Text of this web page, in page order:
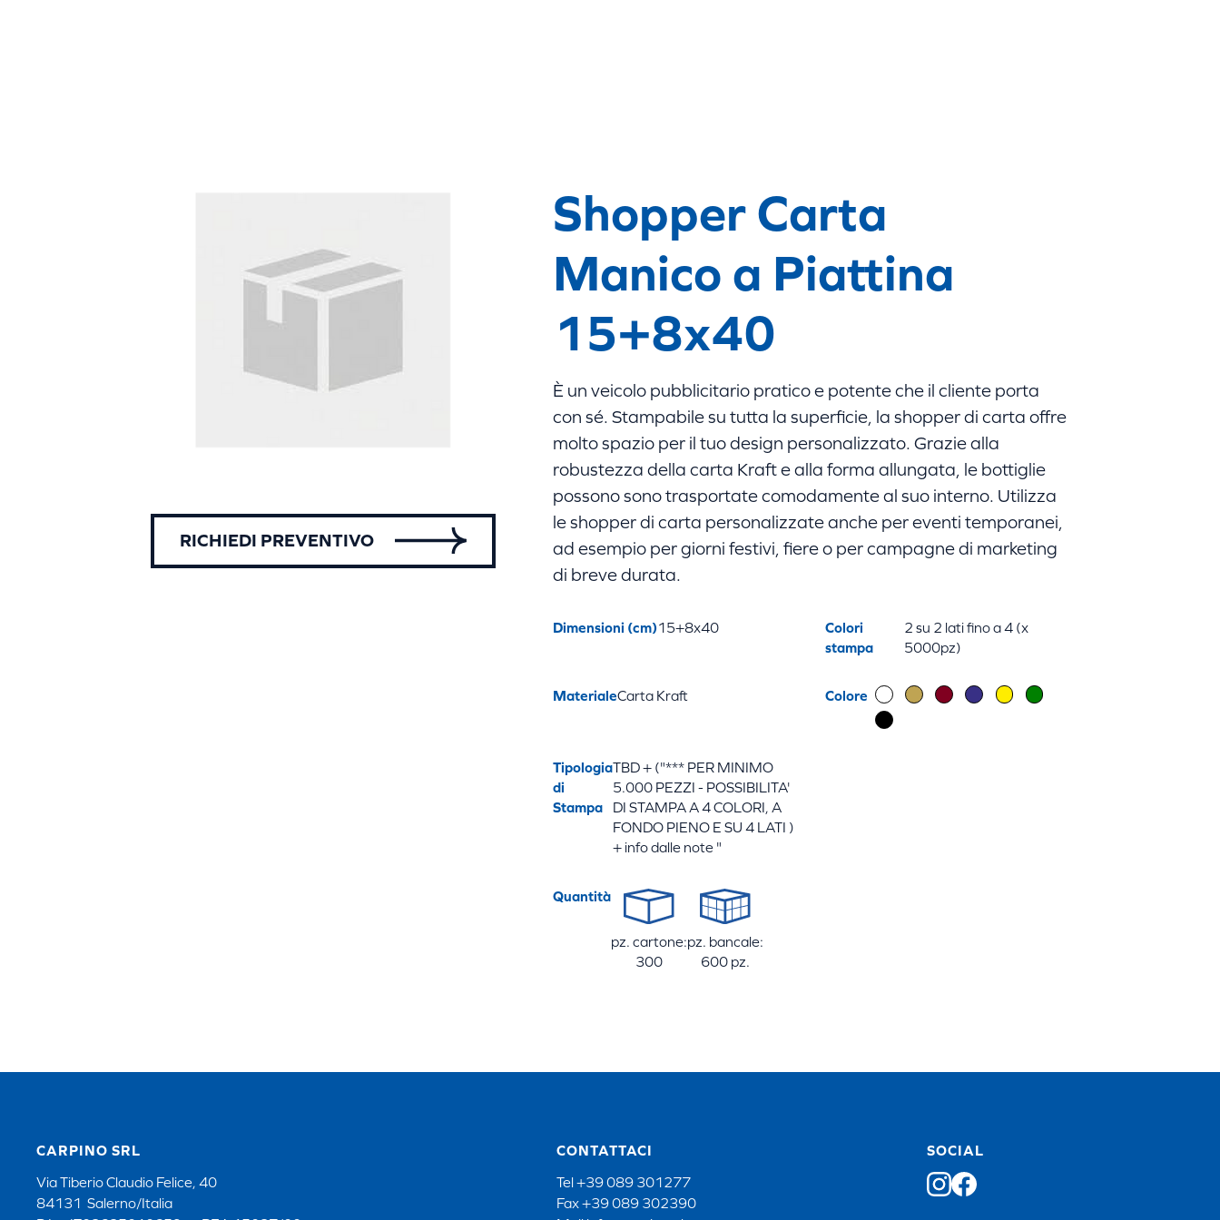
RICHIEDI PREVENTIVO
Shopper Carta
Manico a Piattina
15+8x40
È un veicolo pubblicitario pratico e potente che il cliente porta
con sé. Stampabile su tutta la superficie, la shopper di carta offre
molto spazio per il tuo design personalizzato. Grazie alla
robustezza della carta Kraft e alla forma allungata, le bottiglie
possono sono trasportate comodamente al suo interno. Utilizza
le shopper di carta personalizzate anche per eventi temporanei,
ad esempio per giorni festivi, fiere o per campagne di marketing
di breve durata.
Dimensioni (cm)15+8x40
Colori
stampa
2 su 2 lati fino a 4 (x
5000pz)
MaterialeCarta Kraft Colore
Tipologia
di
Stampa
TBD + ("*** PER MINIMO
5.000 PEZZI - POSSIBILITA'
DI STAMPA A 4 COLORI, A
FONDO PIENO E SU 4 LATI )
+ info dalle note "
Quantità
pz. cartone:
300
pz. bancale:
600 pz.
CARPINO SRL
Via Tiberio Claudio Felice, 40
84131 Salerno/Italia
CONTATTACI
Tel+39 089 301277
Fax+39 089 302390
SOCIAL